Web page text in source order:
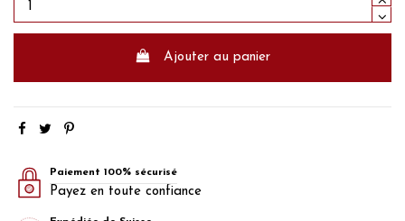
Ajouter au panier
Paiement 100% sécurisé
Payez en toute confiance